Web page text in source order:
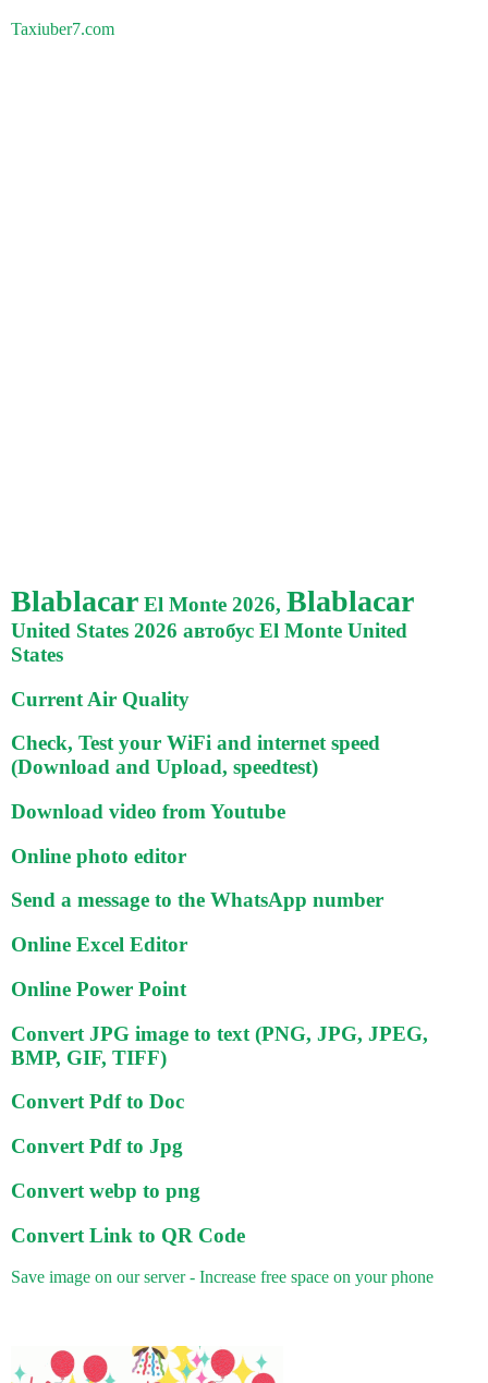
Taxiuber7.com
Blablacar El Monte 2026, Blablacar
United States 2026 автобус El Monte United
States
Current Air Quality
Check, Test your WiFi and internet speed
(Download and Upload, speedtest)
Download video from Youtube
Online photo editor
Send a message to the WhatsApp number
Online Excel Editor
Online Power Point
Convert JPG image to text (PNG, JPG, JPEG,
BMP, GIF, TIFF)
Convert Pdf to Doc
Convert Pdf to Jpg
Convert webp to png
Convert Link to QR Code
Save image on our server - Increase free space on your phone